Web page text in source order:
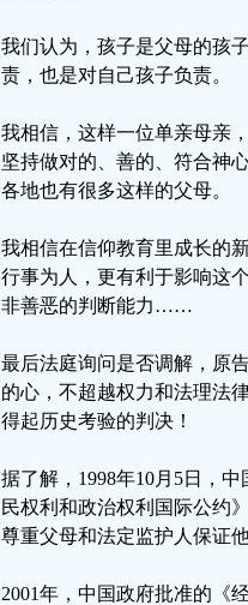
我们认为，孩子是父母的孩
责，也是对自己孩子负责。
我相信，这样一位单亲母亲
坚持做对的、善的、符合神
各地也有很多这样的父母。
我相信在信仰教育里成长的
行事为人，更有利于影响这
非善恶的判断能力……
最后法庭询问是否调解，原
的心，不超越权力和法理法
得起历史考验的判决！
据了解，1998年10月5日，
民权利和政治权利国际公约
尊重父母和法定监护人保证
2001年，中国政府批准的《